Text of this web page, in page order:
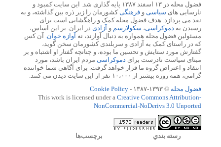
فضول محله در ۱۳ اسفند ۱۳۸۷ پایه گذاری شد. این سایت کمبود و
نارسایی های سیاسی و فرهنگیکشورمان را زیر ذره بین گذاشته، و به
نقد می پردازد. هدف فضول محله کمک و راهگشایی است برای
رسیدن به دموکراسی، سکولارسم و آزادی در ایران. بر این اساس،
مسئولین فضول محله همواره به دنبال آوازند، نه آوازه خوان. آن کس
که در راستای کمک به آزادی و سربلندی کشورمان سخن گوید،
گفتارش مورد ستایش و تحسین ما بوده، و چنانچه گفتار او اشتباه و بر
مبنای سیاست نادرست برای دموکراسی مردم ایران باشد، مورد
انتقاد و اعتراض گروه ما قرار خواهد گرفت. برای آگاهی شما خواننده
گرامی، همه روزه بیشتر از ۱۰،۰۰۰ نفر از این سایت دیدن می کنند.
فضول محله © ۱۳۹۳-۱۳۸۷ -
Cookie Policy
This work is licensed under a Creative Commons Attribution-
NonCommercial-NoDerivs 3.0 Unported
رسته بندي برچسب‌ها